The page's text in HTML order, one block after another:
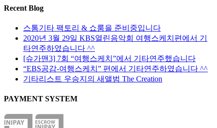
습
니
다
선
택
할
수
있
습
니
페
이
지
에
서
옵
션
을
Recent Blog
스톰기타 팩토리 & 쇼룸을 준비중입니다
2020년 3월 29일 KBS열린음악회 여행스케치편에서 기
타연주하였습니다 ^^
[슈가맨3] 7회 “여행스케치”에서 기타연주했습니다
“EBS공감-여행스케치” 편에서 기타연주하였습니다 ^^
기타리스트 우승지의 새앨범 The Creation
PAYMENT SYSTEM